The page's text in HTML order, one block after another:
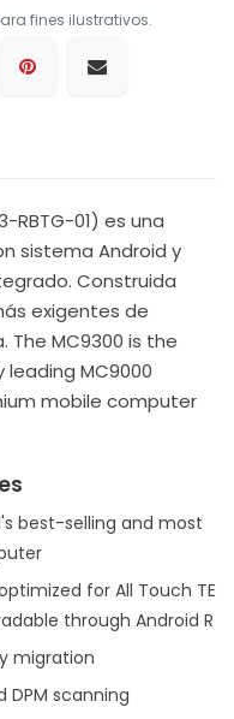
fines ilustrativos.
RBTG-01) es una
sistema Android y
Construida
exigentes de
MC9300 is the
MC9000
mobile computer
best-selling and most
for All Touch TE
through Android R
migration
DPM scanning